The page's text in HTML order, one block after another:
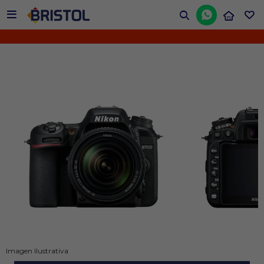


Imagen Ilustrativa